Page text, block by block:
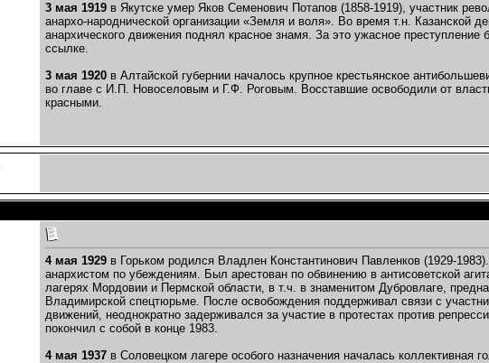
3 мая 1919 в Якутске умер Яков Семенович Потапов (1858-1919), участник
анархо-народнической организации «Земля и воля». Во время т.н. Казанской
анархического движения поднял красное знамя. За это ужасное
ссылке.
3 мая 1920 в Алтайской губернии началось крупное крестьянское
во главе с И.П. Новоселовым и Г.Ф. Роговым. Восставшие освободили от
красными.
4 мая 1929 в Горьком родился Владлен Константинович Павленков (1929-
анархистом по убеждениям. Был арестован по обвинению в антисоветской
лагерях Мордовии и Пермской области, в т.ч. в знаменитом Дубровлаге,
Владимирской спецтюрьме. После освобождения поддерживал связи с
движений, неоднократно задерживался за участие в протестах против
покончил с собой в конце 1983.
4 мая 1937 в Соловецком лагере особого назначения началась